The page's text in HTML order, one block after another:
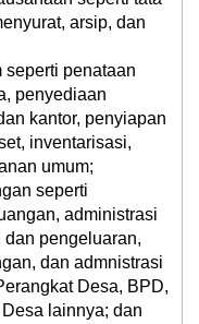
arsip, dan
seperti penataan
penyediaan
kantor, penyiapan
inventarisasi,
umum;
seperti
administrasi
pengeluaran,
dan admnistrasi
Desa, BPD,
lainnya; dan